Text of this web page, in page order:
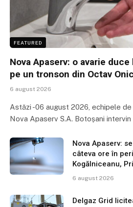
FEATURED
Nova Apaserv: o avarie
pe un tronson din Octav
6 august 2026
Astăzi -06 august 2026, echipele de
Nova Apaserv S.A. Botoșani
Nova Apaserv:
câteva ore în
Kogălniceanu,
6 august 2026
Delgaz Grid